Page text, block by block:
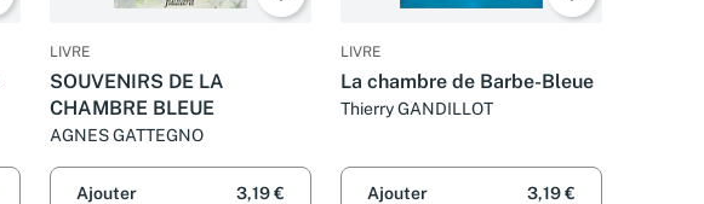
LIVRE
SOUVENIRS DE LA
CHAMBRE BLEUE
AGNES GATTEGNO
Ajouter 3,19 €
LIVRE
La chambre de Barbe-Bleue
Thierry GANDILLOT
Ajouter 3,19 €